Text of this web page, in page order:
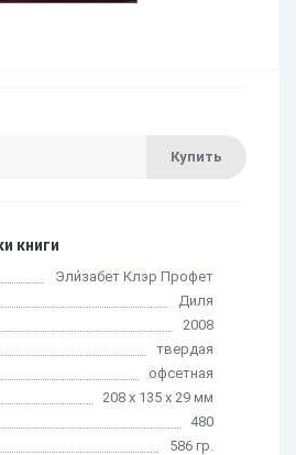
Купить
книги
Эли́забет Клэр Профет
Диля
2008
твердая
офсетная
208 х 135 х 29 мм
480
586 гр.